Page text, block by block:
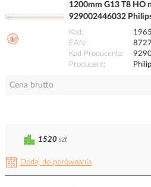
1200mm G13 T8 HO
929002446032
Kod
EAN
Kod Producenta
Producent
Cena brutto
Dodaj do porównania
1520 szt